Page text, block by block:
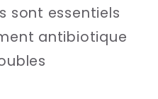
sont essentiels
antibiotique